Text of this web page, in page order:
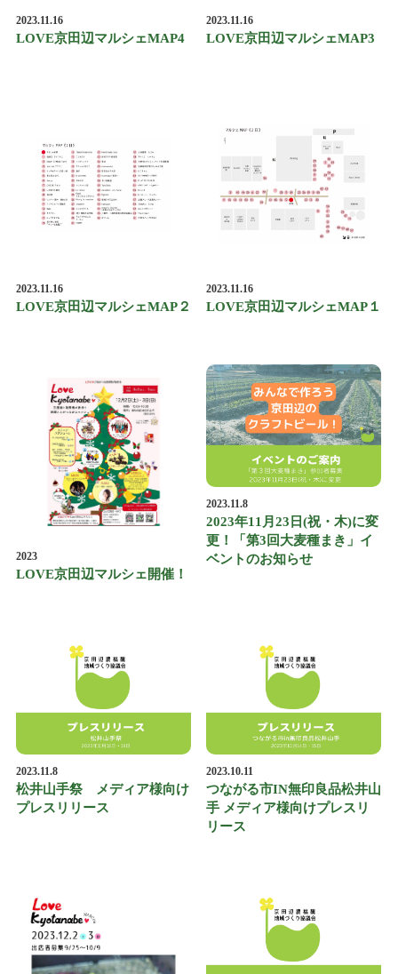
2023.11.16
LOVE京田辺マルシェMAP4
2023.11.16
LOVE京田辺マルシェMAP3
2023.11.16
LOVE京田辺マルシェMAP２
2023.11.16
LOVE京田辺マルシェMAP１
2023
LOVE京田辺マルシェ開催！
2023.11.8
2023年11月23日(祝・木)に変
更！「第3回大麦種まき」イ
ベントのお知らせ
2023.11.8
松井山手祭 メディア様向け
プレスリリース
2023.10.11
つながる市IN無印良品松井山
手 メディア様向けプレスリ
リース